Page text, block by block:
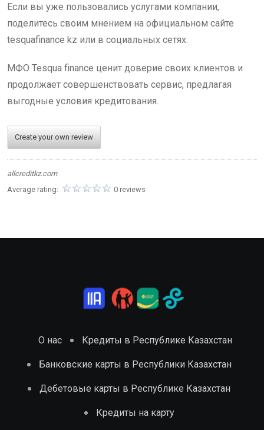
Если вы уже пользовались услугами компании,
поделитесь своим мнением на официальном сайте
tesquafinance kz или в социальных сетях.
МФО Tesqua finance ценит доверие своих клиентов и
продолжает совершенствовать сервис, предлагая
выгодные условия кредитования.
Create your own review
allcreditkz.com
Average rating:
0 reviews
О нас Кредиты в Республике Казахстан
Банковские карты в Республики Казахстан
Дебетовые карты в Республике Казахстан
Кредиты на карту